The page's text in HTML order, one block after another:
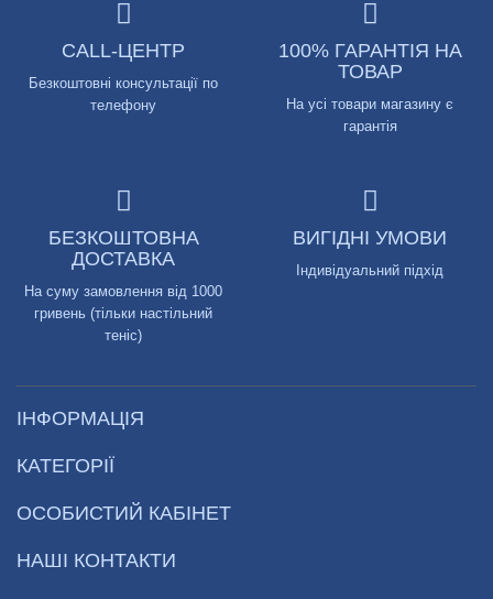
CALL-ЦЕНТР
Безкоштовні консультації по
телефону
100% ГАРАНТІЯ НА
ТОВАР
На усі товари магазину є
гарантія
БЕЗКОШТОВНА
ДОСТАВКА
На суму замовлення від 1000
гривень (тільки настільний
теніс)
ВИГІДНІ УМОВИ
Індивідуальний підхід
ІНФОРМАЦІЯ
КАТЕГОРІЇ
ОСОБИСТИЙ КАБІНЕТ
НАШІ КОНТАКТИ